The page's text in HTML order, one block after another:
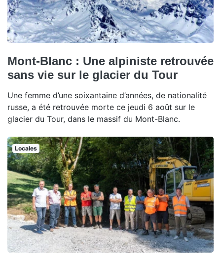
Mont-Blanc : Une alpiniste retrouvée
sans vie sur le glacier du Tour
Une femme d’une soixantaine d’années, de nationalité
russe, a été retrouvée morte ce jeudi 6 août sur le
glacier du Tour, dans le massif du Mont-Blanc.
Locales